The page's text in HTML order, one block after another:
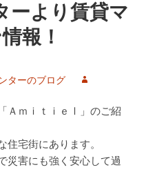
ーより賃貸マ
報！
ターのブログ
ＡｍｉｔｉｅⅠ」のご紹
住宅街にあります。
災害にも強く安心して過